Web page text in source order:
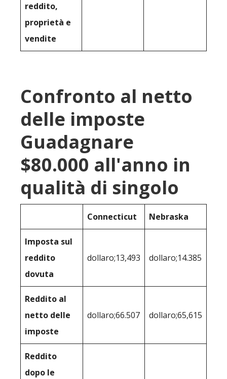
reddito,
proprietà e
vendite
Confronto al netto
delle imposte
Guadagnare
$80.000 all'anno in
qualità di singolo
Connecticut Nebraska
Imposta sul
reddito
dovuta
dollaro;13,493 dollaro;14.385
Reddito al
netto delle
imposte
dollaro;66.507 dollaro;65,615
Reddito
dopo le